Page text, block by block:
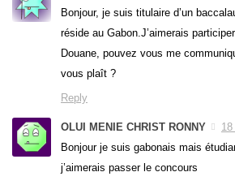
Bonjour, je suis titulaire d’un
réside au Gabon.J’aimerais
Douane, pouvez vous me
vous plaît ?
Reply
OLUI MENIE CHRIST RONNY
Bonjour je suis gabonais mais
j’aimerais passer le concours